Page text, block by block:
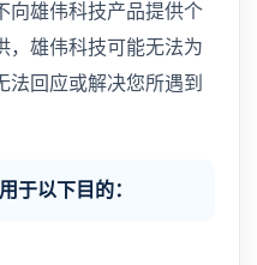
向雄伟科技产品提供个
，雄伟科技可能无法为
法回应或解决您所遇到
于以下目的：